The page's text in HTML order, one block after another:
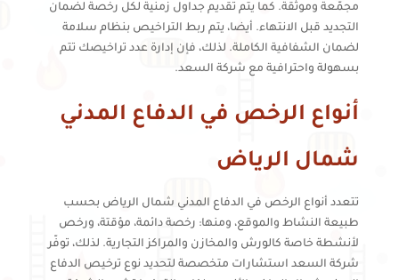
مجمّعة وموثقة. كما يتم تقديم جداول زمنية لكل رخصة لضمان
التجديد قبل الانتهاء. أيضا، يتم ربط التراخيص بنظام سلامة
لضمان الشفافية الكاملة. لذلك، فإن إدارة عدد تراخيصك تتم
بسهولة واحترافية مع شركة السعد.
أنواع الرخص في الدفاع المدني
شمال الرياض
تتعدد أنواع الرخص في الدفاع المدني شمال الرياض بحسب
طبيعة النشاط والموقع، ومنها: رخصة دائمة، مؤقتة، ورخص
لأنشطة خاصة كالورش والمخازن والمراكز التجارية. لذلك، توفّر
شركة السعد استشارات متخصصة لتحديد نوع ترخيص الدفاع